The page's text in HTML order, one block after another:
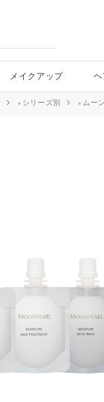
メイクアップ ヘ
» シリーズ別 » ムー